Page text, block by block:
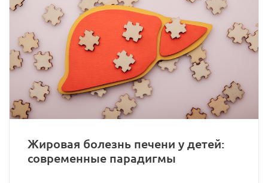
Жировая болезнь печени у детей:
современные парадигмы